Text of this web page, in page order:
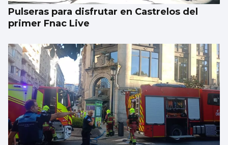
Pulseras para disfrutar en Castrelos del
primer Fnac Live